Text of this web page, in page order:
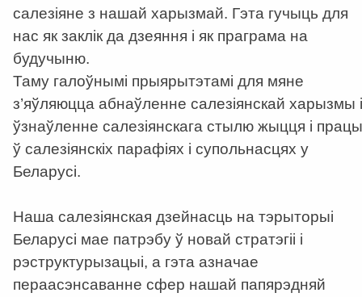
салезіяне з нашай харызмай. Гэта гучыць для
нас як заклік да дзеяння і як праграма на
будучыню.
Таму галоўнымі прыярытэтамі для мяне
з’яўляюцца абнаўленне салезіянскай харызмы і
ўзнаўленне салезіянскага стылю жыцця і працы
ў салезіянскіх парафіях і супольнасцях у
Беларусі.
Наша салезіянская дзейнасць на тэрыторыі
Беларусі мае патрэбу ў новай стратэгіі і
рэструктурызацыі, а гэта азначае
пераасэнсаванне сфер нашай папярэдняй